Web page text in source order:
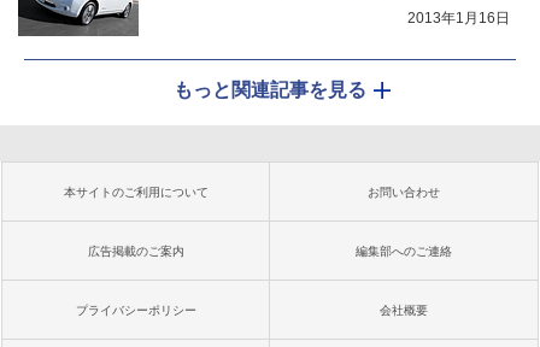
2013年1月16日
もっと関連記事を見る
本サイトのご利用について お問い合わせ
広告掲載のご案内 編集部へのご連絡
プライバシーポリシー 会社概要